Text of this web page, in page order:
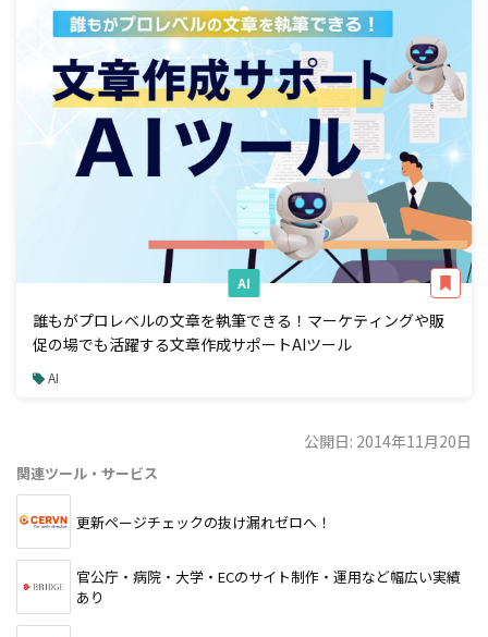
AI
誰もがプロレベルの文章を執筆できる！マーケティングや販
促の場でも活躍する文章作成サポートAIツール
AI
公開日: 2014年11月20日
関連ツール・サービス
更新ページチェックの抜け漏れゼロへ！
官公庁・病院・大学・ECのサイト制作・運用など幅広い実績
あり